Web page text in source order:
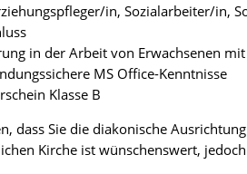
in, Sozialarbeiter/in,
in der Arbeit von Erwachsenen
MS Office-Kenntnisse
Klasse B
dass Sie die diakonische
Kirche ist wünschenswert,